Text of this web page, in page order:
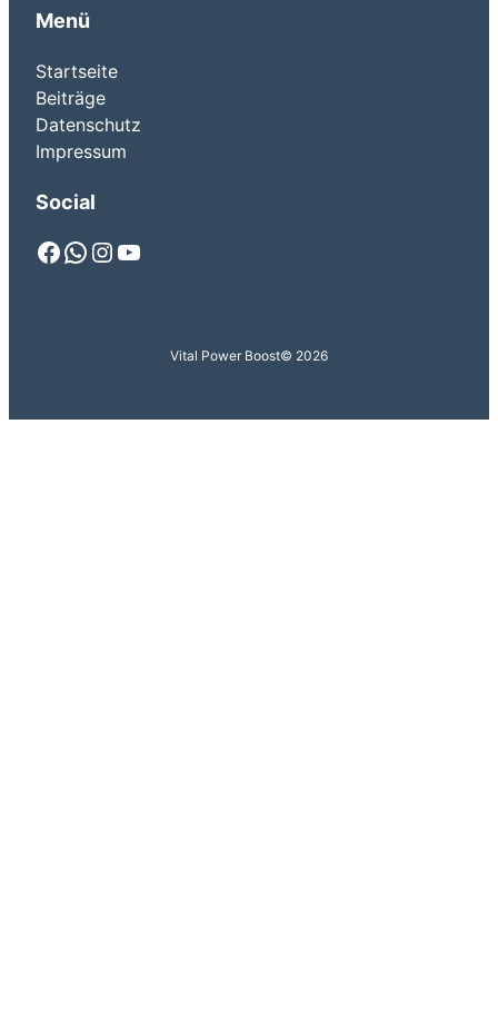
Menü
Startseite
Beiträge
Datenschutz
Impressum
Social
Facebook WhatsApp Instagram YouTube
Vital Power Boost© 2026